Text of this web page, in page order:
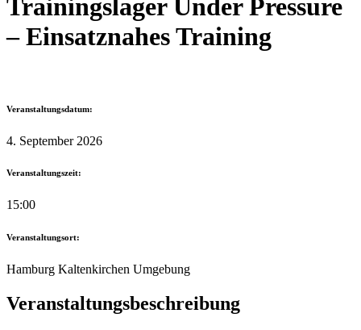
Trainingslager Under Pressure
– Einsatznahes Training
Veranstaltungsdatum:
4. September 2026
Veranstaltungszeit:
15:00
Veranstaltungsort:
Hamburg Kaltenkirchen Umgebung
Veranstaltungsbeschreibung